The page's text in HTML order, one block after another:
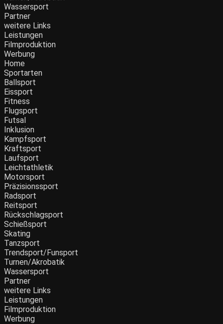
Wassersport
Partner
weitere Links
Leistungen
Filmproduktion
Werbung
Home
Sportarten
Ballsport
Eissport
Fitness
Flugsport
Futsal
Inklusion
Kampfsport
Kraftsport
Laufsport
Leichtathletik
Motorsport
Präzisionssport
Radsport
Reitsport
Rückschlagsport
Schießsport
Skating
Tanzsport
Trendsport/Funsport
Turnen/Akrobatik
Wassersport
Partner
weitere Links
Leistungen
Filmproduktion
Werbung